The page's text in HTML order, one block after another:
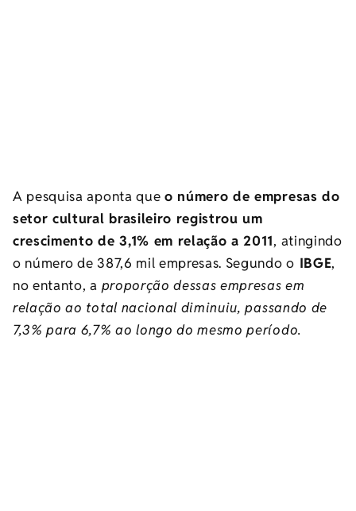
A pesquisa aponta que o número de empresas do
setor cultural brasileiro registrou um
crescimento de 3,1% em relação a 2011, atingindo
o número de 387,6 mil empresas. Segundo o IBGE,
no entanto, a proporção dessas empresas em
relação ao total nacional diminuiu, passando de
7,3% para 6,7% ao longo do mesmo período.